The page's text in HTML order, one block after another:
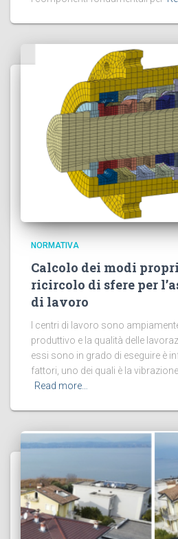
NORMATIVA
Calcolo dei modi
ricircolo di sfere per
di lavoro
I centri di lavoro sono
produttivo e la qualità delle
essi sono in grado di eseguire è
fattori, uno dei quali è la vibrazione
Read more…